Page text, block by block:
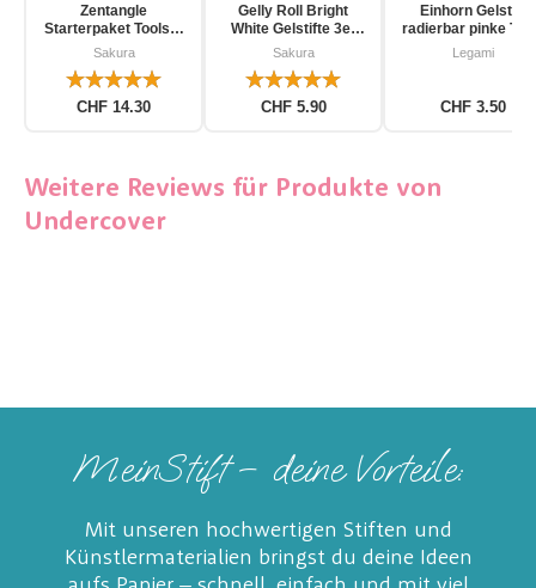
Zentangle
Starterpaket Toolset
für Einsteiger 12-
Sakura
CHF 14.30
Gelly Roll Bright
White Gelstifte 3er
Pack
Sakura
CHF 5.90
Einhorn Gelstift
radierbar pinke
Legami
CHF 3.50
Weitere Reviews für Produkte von
Undercover
MeinStift – deine Vorteile:
Mit unseren hochwertigen Stiften und
Künstlermaterialien bringst du deine Ideen